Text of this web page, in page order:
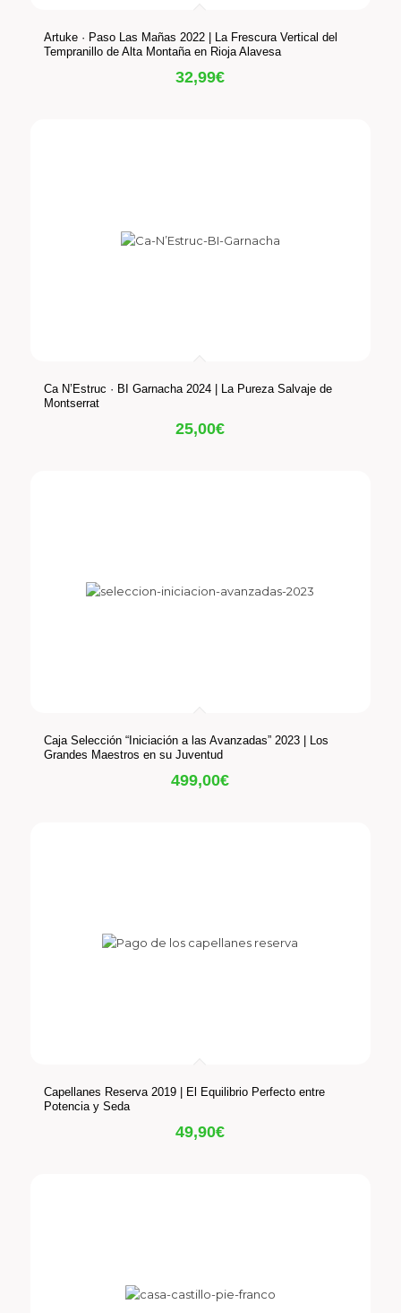
Artuke · Paso Las Mañas 2022 | La Frescura Vertical del
Tempranillo de Alta Montaña en Rioja Alavesa
32,99€
Ca N’Estruc · BI Garnacha 2024 | La Pureza Salvaje de
Montserrat
25,00€
Caja Selección “Iniciación a las Avanzadas” 2023 | Los
Grandes Maestros en su Juventud
499,00€
Capellanes Reserva 2019 | El Equilibrio Perfecto entre
Potencia y Seda
49,90€